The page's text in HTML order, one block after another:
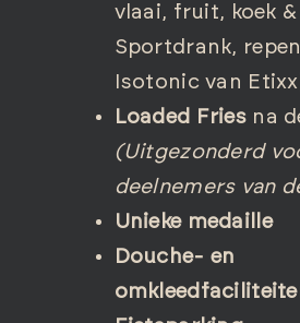
vlaai, fruit, koek &
Sportdrank,
Isotonic van
Loaded Fries na
(Uitgezonderd
deelnemers van
Unieke medaille
Douche- en